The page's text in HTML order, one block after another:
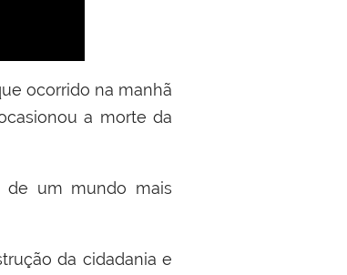
ocorrido na manhã
a morte da
de um mundo mais
da cidadania e